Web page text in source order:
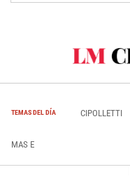
TEMAS DEL DÍA CIPOLLETTI
MAS E